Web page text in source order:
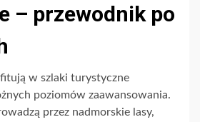
– przewodnik po
w szlaki turystyczne
poziomów zaawansowania.
przez nadmorskie lasy,